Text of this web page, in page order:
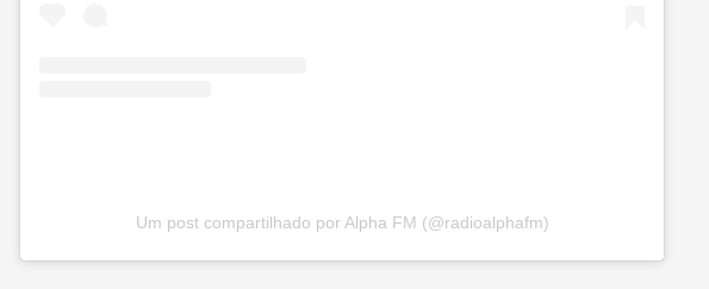
Um post compartilhado por Alpha FM (@radioalphafm)